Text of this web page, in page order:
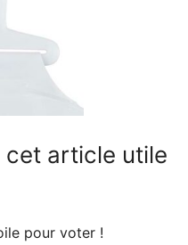
article utile
pour voter !